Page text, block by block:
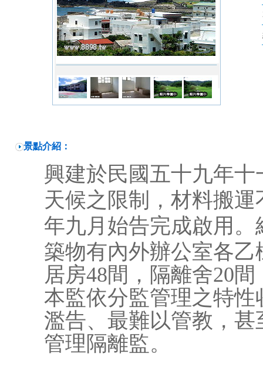
景點介紹：
興建於民國五十九年十
天候之限制，材料搬
年九月始告完成啟用。
築物有內外辦公室各
居房48間，隔離舍20
本監依分監管理之特
濫告、最難以管教，
管理隔離監。